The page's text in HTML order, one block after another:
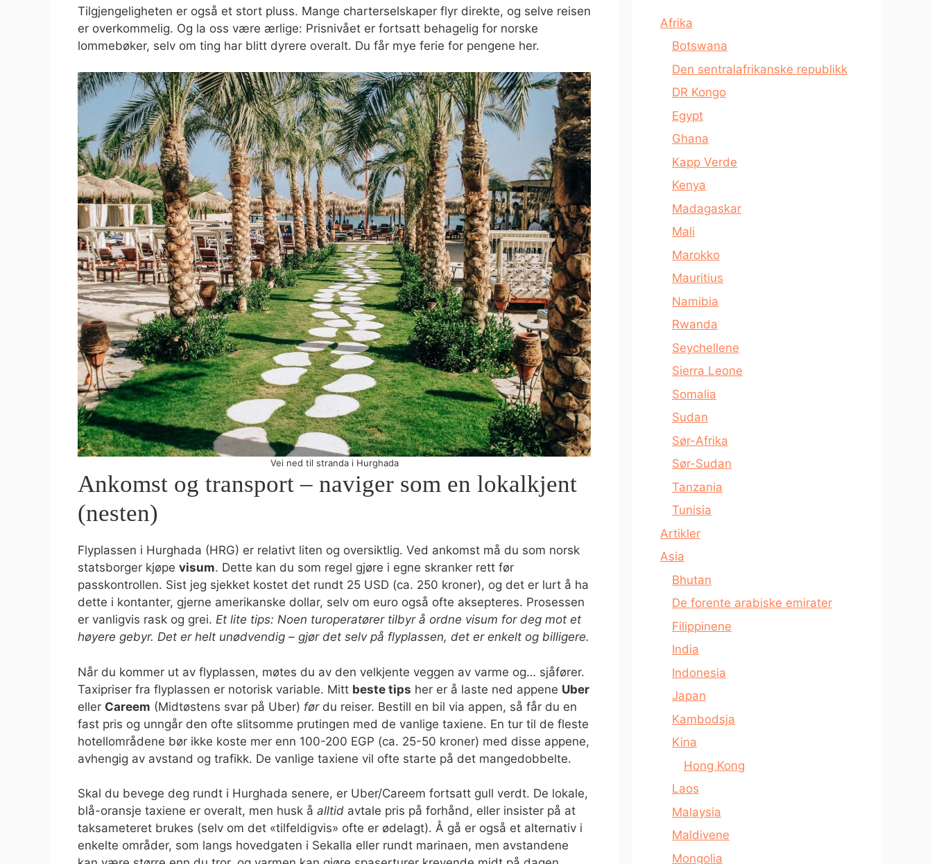
Tilgjengeligheten er også et stort pluss. Mange charterselskaper flyr direkte, og selve reisen
er overkommelig. Og la oss være ærlige: Prisnivået er fortsatt behagelig for norske
lommebøker, selv om ting har blitt dyrere overalt. Du får mye ferie for pengene her.
Vei ned til stranda i Hurghada
Ankomst og transport – naviger som en lokalkjent
(nesten)
Flyplassen i Hurghada (HRG) er relativt liten og oversiktlig. Ved ankomst må du som norsk
statsborger kjøpe visum. Dette kan du som regel gjøre i egne skranker rett før
passkontrollen. Sist jeg sjekket kostet det rundt 25 USD (ca. 250 kroner), og det er lurt å ha
dette i kontanter, gjerne amerikanske dollar, selv om euro også ofte aksepteres. Prosessen
er vanligvis rask og grei. Et lite tips: Noen turoperatører tilbyr å ordne visum for deg mot et
høyere gebyr. Det er helt unødvendig – gjør det selv på flyplassen, det er enkelt og billigere.
Når du kommer ut av flyplassen, møtes du av den velkjente veggen av varme og… sjåfører.
Taxipriser fra flyplassen er notorisk variable. Mitt beste tips her er å laste ned appene Uber
eller Careem (Midtøstens svar på Uber) førdu reiser. Bestill en bil via appen, så får du en
fast pris og unngår den ofte slitsomme prutingen med de vanlige taxiene. En tur til de fleste
hotellområdene bør ikke koste mer enn 100-200 EGP (ca. 25-50 kroner) med disse appene,
avhengig av avstand og trafikk. De vanlige taxiene vil ofte starte på det mangedobbelte.
Skal du bevege deg rundt i Hurghada senere, er Uber/Careem fortsatt gull verdt. De lokale,
blå-oransje taxiene er overalt, men husk å alltid avtale pris på forhånd, eller insister på at
taksameteret brukes (selv om det «tilfeldigvis» ofte er ødelagt). Å gå er også et alternativ i
enkelte områder, som langs hovedgaten i Sekalla eller rundt marinaen, men avstandene
Afrika
Botswana
Den sentralafrikanske republikk
DR Kongo
Egypt
Ghana
Kapp Verde
Kenya
Madagaskar
Mali
Marokko
Mauritius
Namibia
Rwanda
Seychellene
Sierra Leone
Somalia
Sudan
Sør-Afrika
Sør-Sudan
Tanzania
Tunisia
Artikler
Asia
Bhutan
De forente arabiske emirater
Filippinene
India
Indonesia
Japan
Kambodsja
Kina
Hong Kong
Laos
Malaysia
Maldivene
Mongolia